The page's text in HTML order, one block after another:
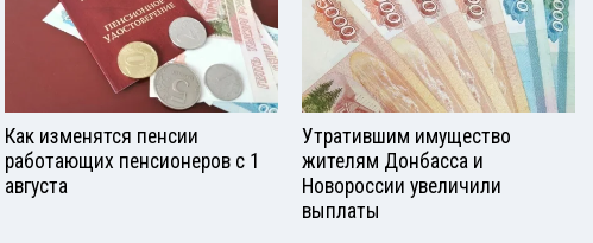
Как изменятся пенсии
работающих пенсионеров с 1
августа
Утратившим имущество
жителям Донбасса и
Новороссии увеличили
выплаты